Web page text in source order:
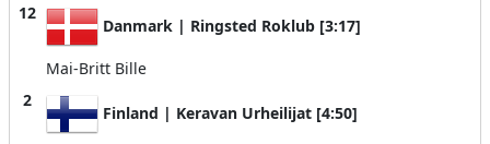
12
Danmark | Ringsted Roklub [3:17]
Mai-Britt Bille
2
Finland | Keravan Urheilijat [4:50]